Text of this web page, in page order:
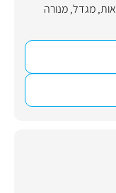
,מגדל,מנורה